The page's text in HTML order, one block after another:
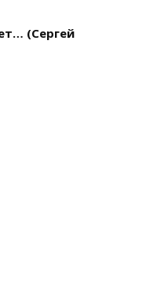
(Сергей